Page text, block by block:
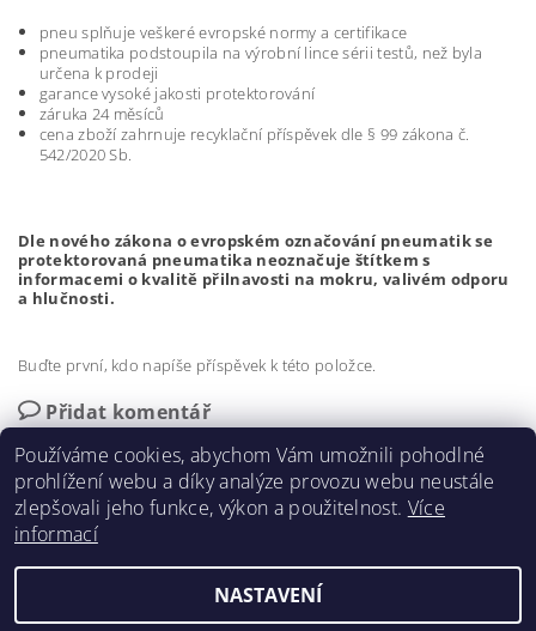
pneu splňuje veškeré evropské normy a certifikace
pneumatika podstoupila na výrobní lince sérii testů, než byla
určena k prodeji
garance vysoké jakosti protektorování
záruka 24 měsíců
cena zboží zahrnuje recyklační příspěvek dle § 99 zákona č.
542/2020 Sb.
Dle nového zákona o evropském označování pneumatik se
protektorovaná pneumatika neoznačuje štítkem s
informacemi o kvalitě přilnavosti na mokru, valivém odporu
a hlučnosti.
Buďte první, kdo napíše příspěvek k této položce.
Přidat komentář
2026 ©RS-PROTEGUM s.r.o., všechna práva vyhrazena
Používáme cookies, abychom Vám umožnili pohodlné
prohlížení webu a díky analýze provozu webu neustále
zlepšovali jeho funkce, výkon a použitelnost. Více
informací
NASTAVENÍ